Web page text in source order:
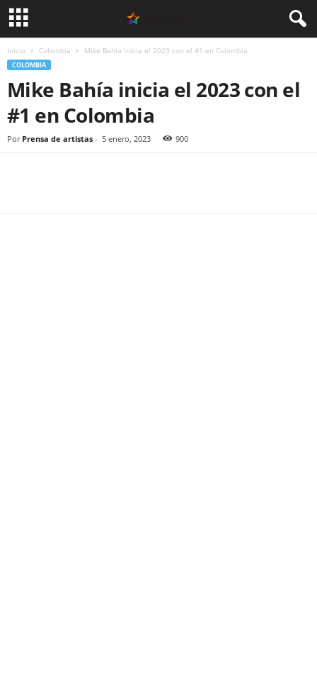
Inicio Colombia Mike Bahía inicia el 2023 con el #1 en Colombia
COLOMBIA
Mike Bahía inicia el 2023 con el
#1 en Colombia
Por Prensa de artistas - 5 enero, 2023 900